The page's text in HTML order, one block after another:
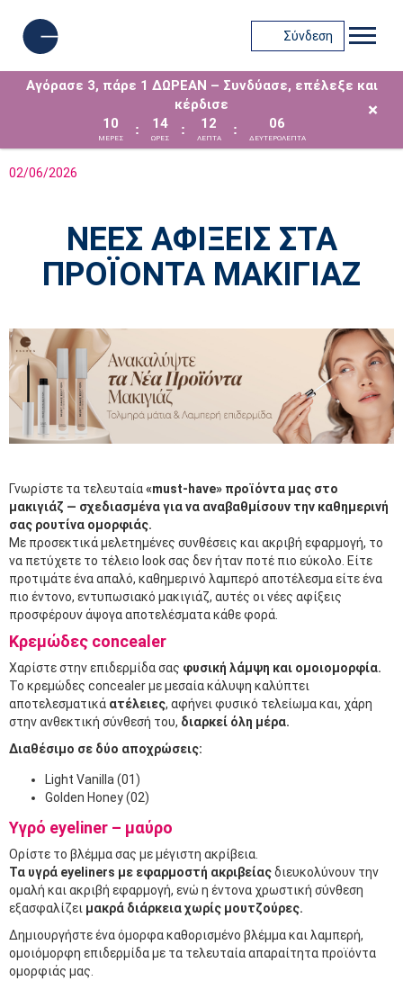
Σύνδεση
Αγόρασε 3, πάρε 1 ΔΩΡΕΑΝ – Συνδύασε, επέλεξε και
κέρδισε
10
ΜΈΡΕΣ
: 14
ΩΡΕΣ
: 12
ΛΕΠΤΑ
: 06
ΔΕΥΤΕΡΟΛΕΠΤΑ
×
02/06/2026
ΝΕΕΣ ΑΦΙΞΕΙΣ ΣΤΑ
ΠΡΟΪΟΝΤΑ ΜΑΚΙΓΙΑΖ
Γνωρίστε τα τελευταία«must-have» προϊόντα μας στο
μακιγιάζ — σχεδιασμένα για να αναβαθμίσουν την καθημερινή
σας ρουτίνα ομορφιάς.
Με προσεκτικά μελετημένες συνθέσεις και ακριβή εφαρμογή, το
να πετύχετε το τέλειο look σας δεν ήταν ποτέ πιο εύκολο. Είτε
προτιμάτε ένα απαλό, καθημερινό λαμπερό αποτέλεσμα είτε ένα
πιο έντονο, εντυπωσιακό μακιγιάζ, αυτές οι νέες αφίξεις
προσφέρουν άψογα αποτελέσματα κάθε φορά.
Κρεμώδες concealer
Χαρίστε στην επιδερμίδα σας φυσική λάμψη και ομοιομορφία.
Το κρεμώδες concealer με μεσαία κάλυψη καλύπτει
αποτελεσματικά ατέλειες, αφήνει φυσικό τελείωμα και, χάρη
στην ανθεκτική σύνθεσή του, διαρκεί όλη μέρα.
Διαθέσιμο σε δύο αποχρώσεις:
Light Vanilla (01)
Golden Honey (02)
Υγρό eyeliner – μαύρο
Ορίστε το βλέμμα σας με μέγιστη ακρίβεια.
Τα υγρά eyeliners με εφαρμοστή ακριβείαςδιευκολύνουν την
ομαλή και ακριβή εφαρμογή, ενώ η έντονα χρωστική σύνθεση
εξασφαλίζει μακρά διάρκεια χωρίς μουτζούρες.
Δημιουργήστε ένα όμορφα καθορισμένο βλέμμα και λαμπερή,
ομοιόμορφη επιδερμίδα με τα τελευταία απαραίτητα προϊόντα
ομορφιάς μας.